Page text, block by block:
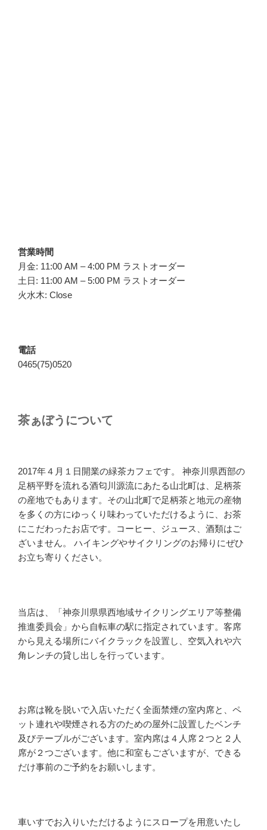
営業時間
月金: 11:00 AM – 4:00 PM ラストオーダー
土日: 11:00 AM – 5:00 PM ラストオーダー
火水木: Close
電話
0465(75)0520
茶ぁぼうについて
2017年４月１日開業の緑茶カフェです。 神奈川県西部の
足柄平野を流れる酒匂川源流にあたる山北町は、足柄茶
の産地でもあります。その山北町で足柄茶と地元の産物
を多くの方にゆっくり味わっていただけるように、お茶
にこだわったお店です。コーヒー、ジュース、酒類はご
ざいません。 ハイキングやサイクリングのお帰りにぜひ
お立ち寄りください。
当店は、「神奈川県県西地域サイクリングエリア等整備
推進委員会」から自転車の駅に指定されています。客席
から見える場所にバイクラックを設置し、空気入れや六
角レンチの貸し出しを行っています。
お席は靴を脱いで入店いただく全面禁煙の室内席と、ペ
ット連れや喫煙される方のための屋外に設置したベンチ
及びテーブルがございます。室内席は４人席２つと２人
席が２つございます。他に和室もございますが、できる
だけ事前のご予約をお願いします。
車いすでお入りいただけるようにスロープを用意いたし